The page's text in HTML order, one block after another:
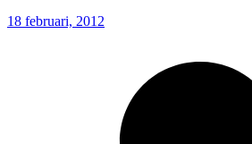
18 februari, 2012